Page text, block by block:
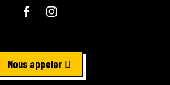
Nous appeler